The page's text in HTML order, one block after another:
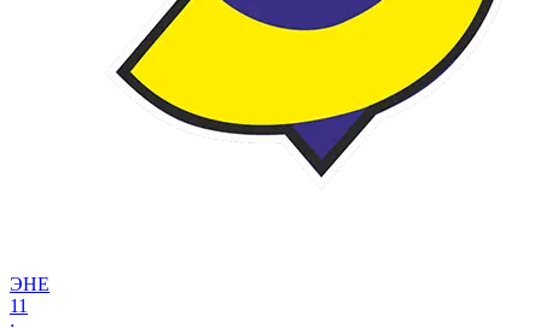
ЭНЕ
11